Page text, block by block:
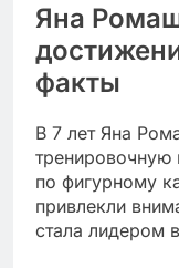
Яна
факты
В 7 лет Яна
тренировочную
по фигурному
привлекли
стала лидером